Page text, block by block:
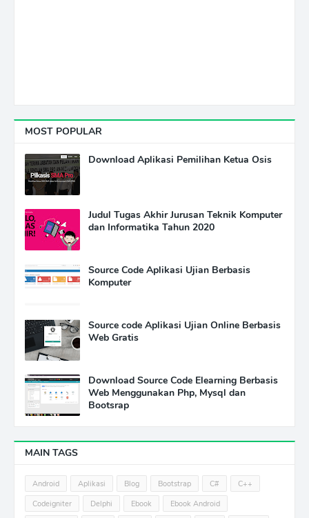
MOST POPULAR
Download Aplikasi Pemilihan Ketua Osis
Judul Tugas Akhir Jurusan Teknik Komputer
dan Informatika Tahun 2020
Source Code Aplikasi Ujian Berbasis
Komputer
Source code Aplikasi Ujian Online Berbasis
Web Gratis
Download Source Code Elearning Berbasis
Web Menggunakan Php, Mysql dan
Bootsrap
MAIN TAGS
Android Aplikasi Blog Bootstrap C#
C++
Codeigniter
Delphi Ebook
Ebook Android